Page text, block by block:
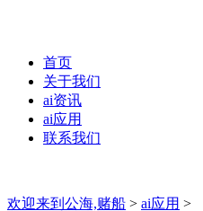
首页
关于我们
ai资讯
ai应用
联系我们
欢迎来到公海,赌船 > ai应用 >